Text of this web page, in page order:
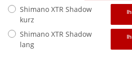
Shimano XTR Shadow
kurz
Shimano XTR Shadow
lang